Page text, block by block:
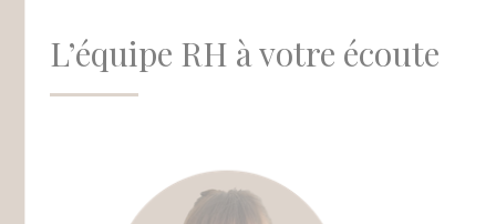
L’équipe RH à votre écoute